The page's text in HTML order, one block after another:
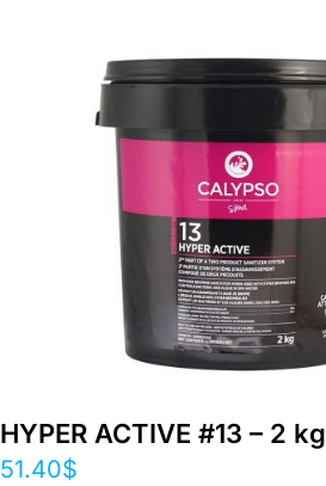
HYPER ACTIVE #13 – 2 kg
51.40$